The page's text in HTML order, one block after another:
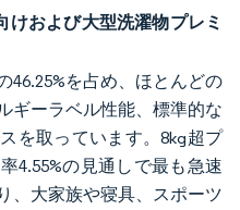
および大型洗濯物プレミ
46.25%を占め、ほとんどの
ギーラベル性能、標準的な
を取っています。8kg超プ
4.55%の見通しで最も急速
、大家族や寝具、スポーツ